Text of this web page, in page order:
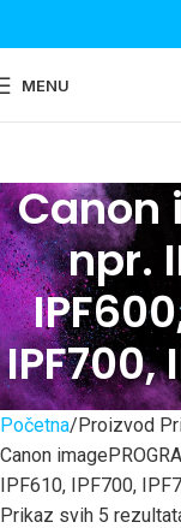
MENU
Canon
npr.
IPF700,
Početna Proizvod
Canon
IPF610, IPF700,
Prikaz svih 5